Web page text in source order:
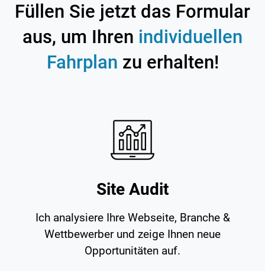
Füllen Sie jetzt das Formular
aus, um Ihren individuellen
Fahrplan zu erhalten!
Site Audit
Ich analysiere Ihre Webseite, Branche &
Wettbewerber und zeige Ihnen neue
Opportunitäten auf.